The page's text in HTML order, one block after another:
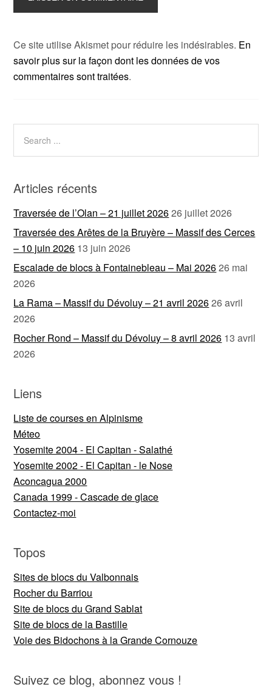
Ce site utilise Akismet pour réduire les indésirables. En
savoir plus sur la façon dont les données de vos
commentaires sont traitées.
Articles récents
Traversée de l’Olan – 21 juillet 202626 juillet 2026
Traversée des Arêtes de la Bruyère – Massif des Cerces
– 10 juin 2026 13 juin 2026
Escalade de blocs à Fontainebleau – Mai 202626 mai
2026
La Rama – Massif du Dévoluy – 21 avril 202626 avril
2026
Rocher Rond – Massif du Dévoluy – 8 avril 2026 13 avril
2026
Liens
Liste de courses en Alpinisme
Méteo
Yosemite 2004 - El Capitan - Salathé
Yosemite 2002 - El Capitan - le Nose
Aconcagua 2000
Canada 1999 - Cascade de glace
Contactez-moi
Topos
Sites de blocs du Valbonnais
Rocher du Barriou
Site de blocs du Grand Sablat
Site de blocs de la Bastille
Voie des Bidochons à la Grande Cornouze
Suivez ce blog, abonnez vous !